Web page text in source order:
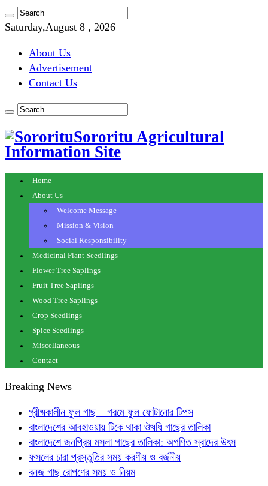
Saturday,August 8 , 2026
About Us
Advertisement
Contact Us
Sororitu Agricultural
Information Site
Home
About Us
Welcome Message
Mission & Vision
Social Responsibility
Medicinal Plant Seedlings
Flower Tree Saplings
Fruit Tree Saplings
Wood Tree Saplings
Crop Seedlings
Spice Seedlings
Miscellaneous
Contact
Breaking News
গ্রীষ্মকালীন ফুল গাছ – গরমে ফুল ফোটানোর টিপস
বাংলাদেশের আবহাওয়ায় টিকে থাকা ঔষধি গাছের তালিকা
বাংলাদেশে জনপ্রিয় মসলা গাছের তালিকা: অগণিত স্বাদের উৎস
ফসলের চারা প্রস্তুতির সময় করণীয় ও বর্জনীয়
বনজ গাছ রোপণের সময় ও নিয়ম